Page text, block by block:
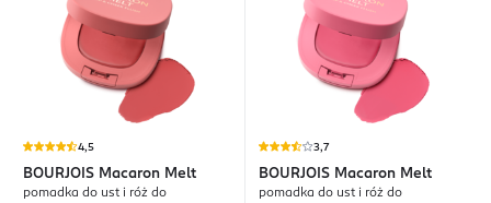
4,5
BOURJOIS Macaron Melt
pomadka do ust i róż do
3,7
BOURJOIS Macaron Melt
pomadka do ust i róż do